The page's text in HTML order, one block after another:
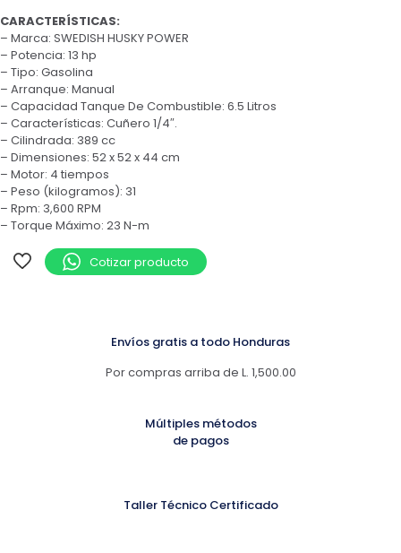
CARACTERÍSTICAS:
– Marca: SWEDISH HUSKY POWER
– Potencia: 13 hp
– Tipo: Gasolina
– Arranque: Manual
– Capacidad Tanque De Combustible: 6.5 Litros
– Características: Cuñero 1/4″.
– Cilindrada: 389 cc
– Dimensiones: 52 x 52 x 44 cm
– Motor: 4 tiempos
– Peso (kilogramos): 31
– Rpm: 3,600 RPM
– Torque Máximo: 23 N-m
Cotizar producto
Envíos gratis a todo Honduras
Por compras arriba de L. 1,500.00
Múltiples métodos
de pagos
Taller Técnico Certificado